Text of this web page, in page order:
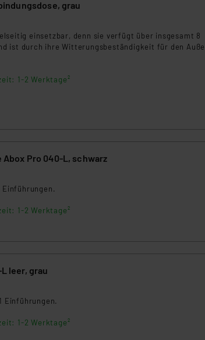
zu der jeweiligen Datenübermittlung erhalten Sie
der EU. Dies bedeutet, dass die USA
wird. So besteht etwa das Risiko, dass US-
ohne dass hiergegen Klagemöglichkeiten
der mit der Datenübermittlung, insbesondere
grau
einsetzbar, denn sie verfügt über insgesamt 8
ist durch ihre Witterungsbeständigkeit für den
1-2 Werktage²
Pro 040-L, schwarz
1-2 Werktage²
leer, grau
Einführungen.
1-2 Werktage²